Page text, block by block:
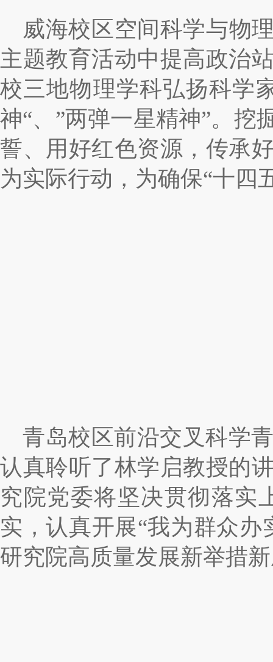
威海校区空间科学与物
主题教育活动中提高政治
校三地物理学科弘扬科学
神“、”两弹一星精神”。
誓、用好红色资源，传承
为实际行动，为确保“十四
青岛校区前沿交叉科学
认真聆听了林学启教授的
究院党委将坚决贯彻落实
实，认真开展“我为群众
研究院高质量发展新举措